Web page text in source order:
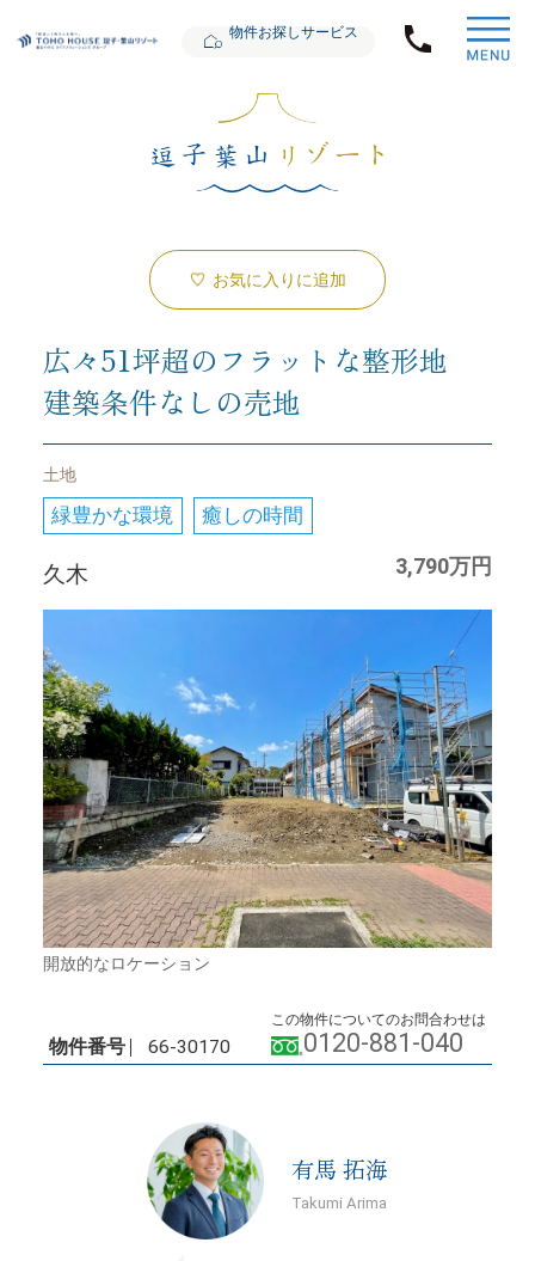
物件お探しサービス
お気に入りに追加
広々51坪超のフラットな整形地
建築条件なしの売地
土地
緑豊かな環境 癒しの時間
久木 3,790万円
開放的なロケーション
物件番号 66-30170
この物件についてのお問合わせは
0120-881-040
有馬 拓海
Takumi Arima